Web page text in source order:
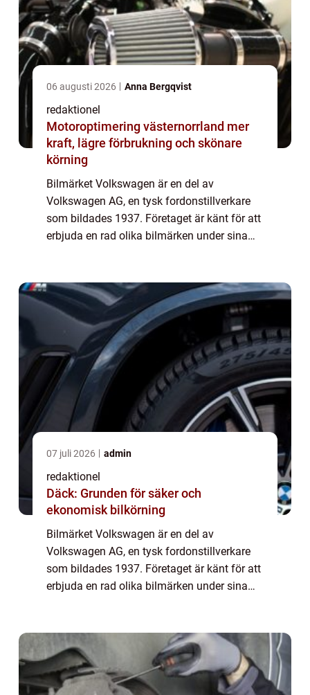
06 augusti 2026 Anna Bergqvist
redaktionel
Motoroptimering västernorrland mer
kraft, lägre förbrukning och skönare
körning
Bilmärket Volkswagen är en del av
Volkswagen AG, en tysk fordonstillverkare
som bildades 1937. Företaget är känt för att
erbjuda en rad olika bilmärken under sina
Volks...
07 juli 2026 admin
redaktionel
Däck: Grunden för säker och
ekonomisk bilkörning
Bilmärket Volkswagen är en del av
Volkswagen AG, en tysk fordonstillverkare
som bildades 1937. Företaget är känt för att
erbjuda en rad olika bilmärken under sina
Volks...